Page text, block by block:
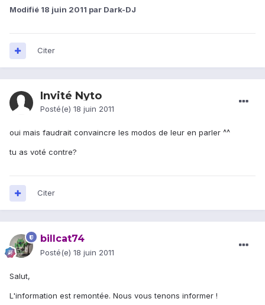
Modifié 18 juin 2011 par Dark-DJ
Citer
Invité Nyto
Posté(e) 18 juin 2011
oui mais faudrait convaincre les modos de leur en parler ^^
tu as voté contre?
Citer
billcat74
Posté(e) 18 juin 2011
Salut,
L'information est remontée. Nous vous tenons informer !